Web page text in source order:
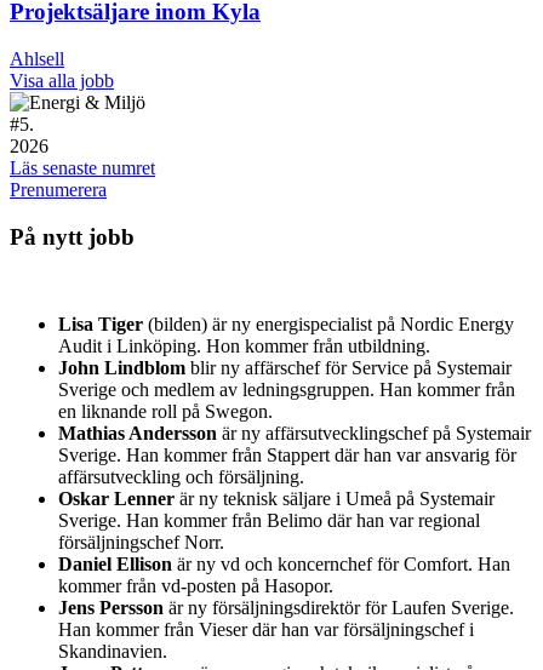
Projektsäljare inom Kyla
Ahlsell
Visa alla jobb
#5.
2026
Läs senaste numret
Prenumerera
På nytt jobb
Lisa Tiger (bilden) är ny energispecialist på Nordic Energy
Audit i Linköping. Hon kommer från utbildning.
John Lindblom blir ny affärschef för Service på Systemair
Sverige och medlem av ledningsgruppen. Han kommer från
en liknande roll på Swegon.
Mathias Andersson är ny affärsutvecklingschef på Systemair
Sverige. Han kommer från Stappert där han var ansvarig för
affärsutveckling och försäljning.
Oskar Lenner är ny teknisk säljare i Umeå på Systemair
Sverige. Han kommer från Belimo där han var regional
försäljningschef Norr.
Daniel Ellison är ny vd och koncernchef för Comfort. Han
kommer från vd-posten på Hasopor.
Jens Persson är ny försäljningsdirektör för Laufen Sverige.
Han kommer från Vieser där han var försäljningschef i
Skandinavien.